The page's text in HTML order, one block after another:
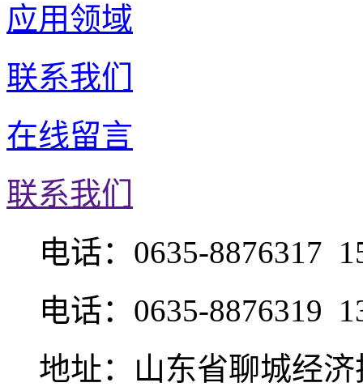
应用领域
联系我们
在线留言
联系我们
电话：0635-8876317
电话：0635-8876319
地址：山东省聊城经